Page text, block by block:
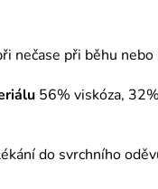
nečase při běhu
56% viskóza,
do svrchního